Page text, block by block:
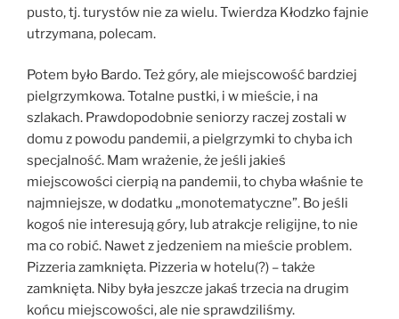
pusto, tj. turystów nie za wielu. Twierdza Kłodzko fajnie
utrzymana, polecam.
Potem było Bardo. Też góry, ale miejscowość bardziej
pielgrzymkowa. Totalne pustki, i w mieście, i na
szlakach. Prawdopodobnie seniorzy raczej zostali w
domu z powodu pandemii, a pielgrzymki to chyba ich
specjalność. Mam wrażenie, że jeśli jakieś
miejscowości cierpią na pandemii, to chyba właśnie te
najmniejsze, w dodatku „monotematyczne”. Bo jeśli
kogoś nie interesują góry, lub atrakcje religijne, to nie
ma co robić. Nawet z jedzeniem na mieście problem.
Pizzeria zamknięta. Pizzeria w hotelu(?) – także
zamknięta. Niby była jeszcze jakaś trzecia na drugim
końcu miejscowości, ale nie sprawdziliśmy.